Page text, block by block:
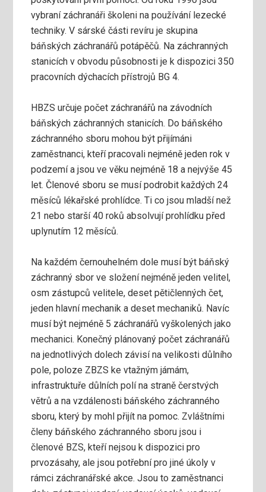
vybraní záchranáři školeni na používání lezecké
techniky. V sárské části revíru je skupina
báňských záchranářů potápěčů. Na záchranných
stanicích v obvodu působnosti je k dispozici 350
pracovních dýchacích přístrojů BG 4.
HBZS určuje počet záchranářů na závodních
báňských záchranných stanicích. Do báňského
záchranného sboru mohou být přijímáni
zaměstnanci, kteří pracovali nejméně jeden rok v
podzemí a jsou ve věku nejméně 18 a nejvýše 45
let. Členové sboru se musí podrobit každých 24
měsíců lékařské prohlídce. Ti co jsou mladší než
21 nebo starší 40 roků absolvují prohlídku před
uplynutím 12 měsíců.
Na každém černouhelném dole musí být báňský
záchranný sbor ve složení nejméně jeden velitel,
osm zástupců velitele, deset pětičlenných čet,
jeden hlavní mechanik a deset mechaniků. Navíc
musí být nejméně 5 záchranářů vyškolených jako
mechanici. Konečný plánovaný počet záchranářů
na jednotlivých dolech závisí na velikosti důlního
pole, poloze ZBZS ke vtažným jámám,
infrastruktuře důlních polí na straně čerstvých
větrů a na vzdálenosti báňského záchranného
sboru, který by mohl přijít na pomoc. Zvláštními
členy báňského záchranného sboru jsou i
členové BZS, kteří nejsou k dispozici pro
prvozásahy, ale jsou potřební pro jiné úkoly v
rámci záchranářské akce. Jsou to zaměstnanci